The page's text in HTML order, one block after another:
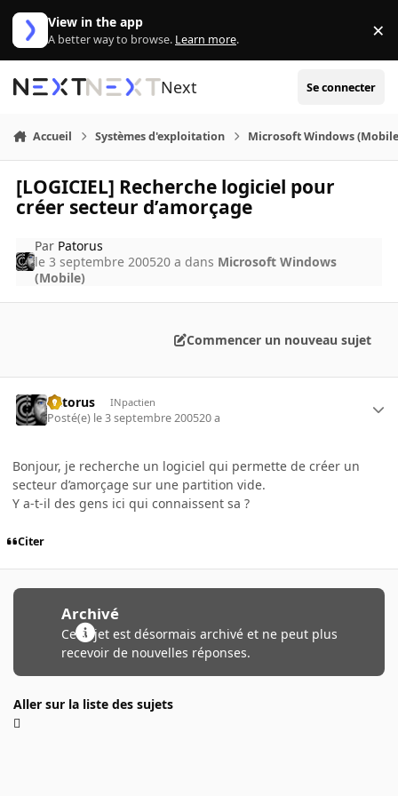
Aller au contenu
View in the app
A better way to browse. Learn more. ×
Next Se connecter
Accueil Systèmes d'exploitation Microsoft Windows
[LOGICIEL] Recherche logiciel pour
créer secteur d’amorçage
Par Patorus
le 3 septembre 200520 a dans Microsoft Windows
(Mobile)
Commencer un nouveau sujet
Patorus INpactien
Posté(e) le 3 septembre 200520 a
Bonjour, je recherche un logiciel qui permette de créer un
secteur d’amorçage sur une partition vide.
Y a-t-il des gens ici qui connaissent sa ?
Citer
Archivé
Ce sujet est désormais archivé et ne peut plus
recevoir de nouvelles réponses.
Aller sur la liste des sujets